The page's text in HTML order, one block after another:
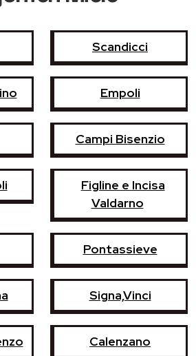
Scandicci
Empoli
Campi Bisenzio
Figline e Incisa
Valdarno
Pontassieve
Signa,Vinci
Calenzano